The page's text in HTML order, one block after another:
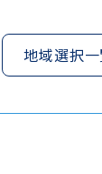
地域選択